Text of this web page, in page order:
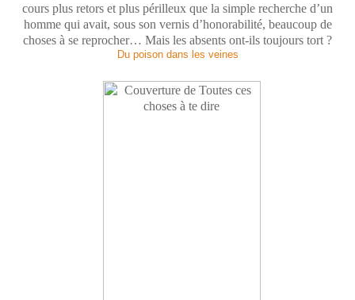
cours plus retors et plus périlleux que la simple recherche d’un
homme qui avait, sous son vernis d’honorabilité, beaucoup de
choses à se reprocher… Mais les absents ont-ils toujours tort ?
Du poison dans les veines